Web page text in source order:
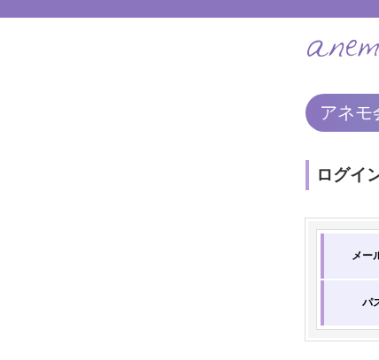
アネモ
ログイ
メー
パ